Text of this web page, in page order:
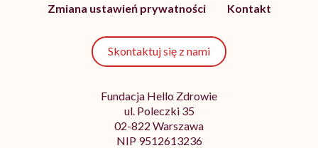
Zmiana ustawień prywatności
Kontakt
Skontaktuj się z nami
Fundacja Hello Zdrowie
ul. Poleczki 35
02-822 Warszawa
NIP 9512613236